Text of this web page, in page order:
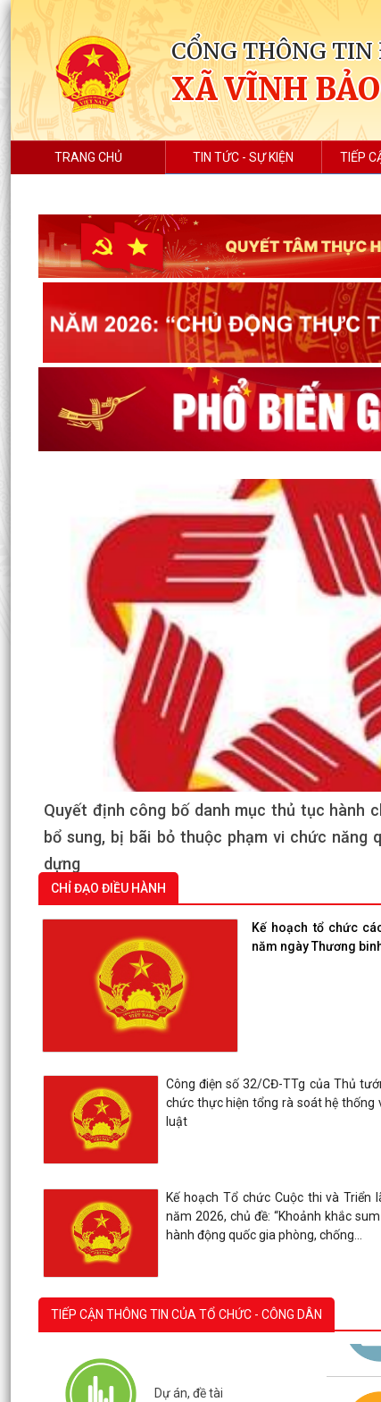
CỔNG THÔNG
XÃ VĨNH BẢO
TRANG CHỦ TIN TỨC - SỰ KIỆN TIẾP
Quyết định công bố danh mục thủ tục hành
bổ sung, bị bãi bỏ thuộc phạm vi chức năng
dựng
CHỈ ĐẠO ĐIỀU HÀNH
Kế hoạch tổ chức
năm ngày Thương
Công điện số 32/CĐ-TTg của Thủ
chức thực hiện tổng rà soát hệ thống
luật
Kế hoạch Tổ chức Cuộc thi và Triển
năm 2026, chủ đề: “Khoảnh khắc
hành động quốc gia phòng, chống...
TIẾP CẬN THÔNG TIN CỦA TỔ CHỨC - CÔNG DÂN
Dự án, đề tài